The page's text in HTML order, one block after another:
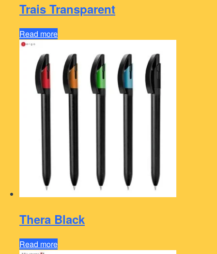
Trais Transparent
Read more
Thera Black
Read more